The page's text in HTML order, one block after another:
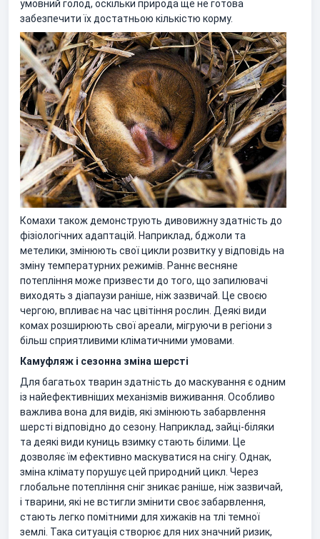
умовний голод, оскільки природа ще не готова
забезпечити їх достатньою кількістю корму.
Комахи також демонструють дивовижну здатність до
фізіологічних адаптацій. Наприклад, бджоли та
метелики, змінюють свої цикли розвитку у відповідь на
зміну температурних режимів. Раннє весняне
потепління може призвести до того, що запилювачі
виходять з діапаузи раніше, ніж зазвичай. Це своєю
чергою, впливає на час цвітіння рослин. Деякі види
комах розширюють свої ареали, мігруючи в регіони з
більш сприятливими кліматичними умовами.
Камуфляж і сезонна зміна шерсті
Для багатьох тварин здатність до маскування є одним
із найефективніших механізмів виживання. Особливо
важлива вона для видів, які змінюють забарвлення
шерсті відповідно до сезону. Наприклад, зайці-біляки
та деякі види куниць взимку стають білими. Це
дозволяє їм ефективно маскуватися на снігу. Однак,
зміна клімату порушує цей природний цикл. Через
глобальне потепління сніг зникає раніше, ніж зазвичай,
і тварини, які не встигли змінити своє забарвлення,
стають легко помітними для хижаків на тлі темної
землі. Така ситуація створює для них значний ризик,